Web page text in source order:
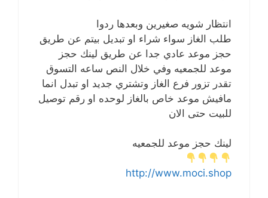
انتظار شويه صغيرين وبعدها ردوا
طلب الغاز سواء شراء او تبديل بيتم عن طريق
حجز موعد عادي جدا عن طريق لينك حجز
موعد للجمعيه وفي خلال النص ساعه التسوق
تقدر تزور فرع الغاز وتشتري جديد او تبدل انما
مافيش موعد خاص بالغاز لوحده او رقم توصيل
للبيت حتى الان
لينك حجز موعد للجمعيه
http://www.moci.shop